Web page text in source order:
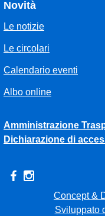
Novità
Le notizie
Le circolari
Calendario eventi
Albo online
Amministrazione
Dichiarazione di
Concept &
Sviluppato